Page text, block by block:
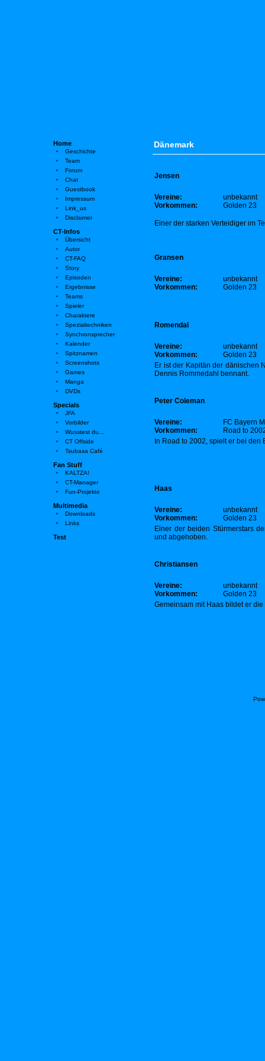
Home
Geschichte
Team
Forum
Chat
Guestbook
Impressum
Link_us
Disclaimer
CT-Infos
Übersicht
Autor
CT-FAQ
Story
Episoden
Ergebnisse
Teams
Spieler
Charaktere
Spezialtechniken
Synchronsprecher
Kalender
Spitznamen
Screenshots
Games
Manga
DVDs
Specials
JFA
Vorbilder
Wusstest du...
CT Offside
Tsubasa Café
Fan Stuff
KALTZA!
CT-Manager
Fun-Projekte
Multimedia
Downloads
Links
Test
Dänemark
Jensen
Vereine:
Vorkommen:
unbekannt
Golden 23
Einer der starken Verteidiger im
Gransen
Vereine:
Vorkommen:
unbekannt
Golden 23
Romendal
Vereine:
Vorkommen:
unbekannt
Golden 23
Er ist der Kapitän der dänischen
Dennis Rommedahl bennant.
Peter Coleman
Vereine:
Vorkommen:
FC Bayern
Road to
In Road to 2002, spielt er bei den
Haas
Vereine:
Vorkommen:
unbekannt
Golden 23
Einer der beiden Stürmerstars
und abgehoben.
Christiansen
Vereine:
Vorkommen:
unbekannt
Golden 23
Gemeinsam mit Haas bildet er